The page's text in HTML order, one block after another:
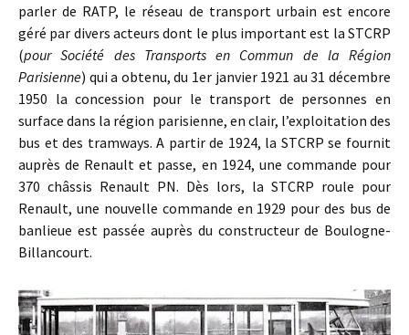
parler de RATP, le réseau de transport urbain est encore
géré par divers acteurs dont le plus important est la STCRP
(pour Société des Transports en Commun de la Région
Parisienne) qui a obtenu, du 1er janvier 1921 au 31 décembre
1950 la concession pour le transport de personnes en
surface dans la région parisienne, en clair, l’exploitation des
bus et des tramways. A partir de 1924, la STCRP se fournit
auprès de Renault et passe, en 1924, une commande pour
370 châssis Renault PN. Dès lors, la STCRP roule pour
Renault, une nouvelle commande en 1929 pour des bus de
banlieue est passée auprès du constructeur de Boulogne-
Billancourt.